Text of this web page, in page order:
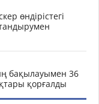
өндірістегі
бақылауымен 36
қорғалды